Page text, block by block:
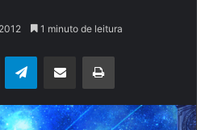
1 minuto de leitura